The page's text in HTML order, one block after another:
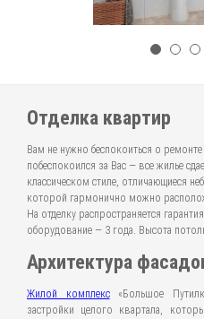
Отделка квартир
Вам не нужно беспокоиться о
побеспокоился за Вас — все жилье
классическом стиле, отличающиеся
которой гармонично можно
На отделку распространяется
оборудование — 3 года. Высота
Архитектура
Жилой комплекс«Большое
застройки целого квартала,